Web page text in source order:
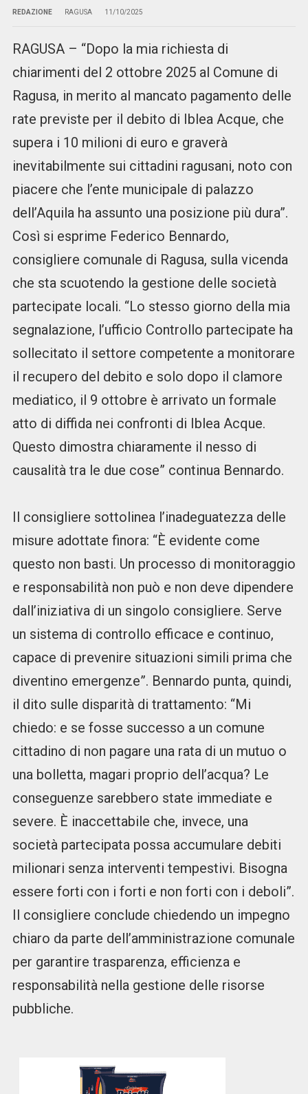
REDAZIONE RAGUSA 11/10/2025
RAGUSA – “Dopo la mia richiesta di
chiarimenti del 2 ottobre 2025 al Comune di
Ragusa, in merito al mancato pagamento delle
rate previste per il debito di Iblea Acque, che
supera i 10 milioni di euro e graverà
inevitabilmente sui cittadini ragusani, noto con
piacere che l’ente municipale di palazzo
dell’Aquila ha assunto una posizione più dura”.
Così si esprime Federico Bennardo,
consigliere comunale di Ragusa, sulla vicenda
che sta scuotendo la gestione delle società
partecipate locali. “Lo stesso giorno della mia
segnalazione, l’ufficio Controllo partecipate ha
sollecitato il settore competente a monitorare
il recupero del debito e solo dopo il clamore
mediatico, il 9 ottobre è arrivato un formale
atto di diffida nei confronti di Iblea Acque.
Questo dimostra chiaramente il nesso di
causalità tra le due cose” continua Bennardo.
Il consigliere sottolinea l’inadeguatezza delle
misure adottate finora: “È evidente come
questo non basti. Un processo di monitoraggio
e responsabilità non può e non deve dipendere
dall’iniziativa di un singolo consigliere. Serve
un sistema di controllo efficace e continuo,
capace di prevenire situazioni simili prima che
diventino emergenze”. Bennardo punta, quindi,
il dito sulle disparità di trattamento: “Mi
chiedo: e se fosse successo a un comune
cittadino di non pagare una rata di un mutuo o
una bolletta, magari proprio dell’acqua? Le
conseguenze sarebbero state immediate e
severe. È inaccettabile che, invece, una
società partecipata possa accumulare debiti
milionari senza interventi tempestivi. Bisogna
essere forti con i forti e non forti con i deboli”.
Il consigliere conclude chiedendo un impegno
chiaro da parte dell’amministrazione comunale
per garantire trasparenza, efficienza e
responsabilità nella gestione delle risorse
pubbliche.